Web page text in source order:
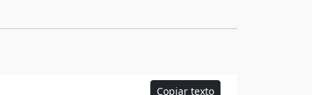
Copiar texto